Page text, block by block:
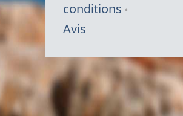
conditions
Avis